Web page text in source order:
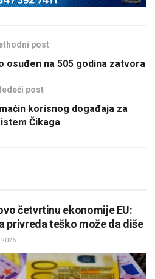
post
osuđen na 505 godina zatvora
post
korisnog događaja za
Čikaga
četvrtinu ekonomije EU:
privreda teško može da diše
2026